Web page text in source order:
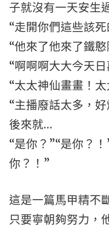
子就沒有一天安生
“走開你們這些該
“他來了他來了鐵
“啊啊啊大大今天
“太太神仙畫畫！
“主播廢話太多，
後來就…
“是你？”“是你？
你？！”
這是一篇馬甲精不
只要寧朝夠努力，